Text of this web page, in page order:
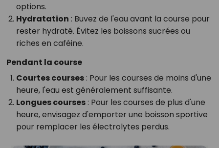
options.
Hydratation : Buvez de l'eau avant la course pour
rester hydraté. Évitez les boissons sucrées ou
riches en caféine.
Pendant la course
Courtes courses: Pour les courses de moins d'une
heure, l'eau est généralement suffisante.
Longues courses: Pour les courses de plus d'une
heure, envisagez d'emporter une boisson sportive
pour remplacer les électrolytes perdus.